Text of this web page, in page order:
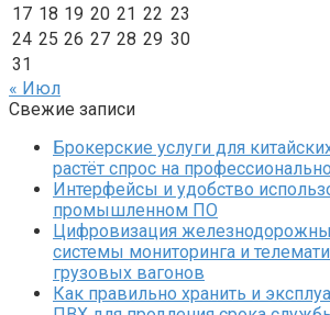
17 18 19 20 21 22 23
24 25 26 27 28 29 30
31
« Июл
Свежие записи
Брокерские услуги для
растёт спрос на
Интерфейсы и удобство
промышленном ПО
Цифровизация
системы мониторинга и
грузовых вагонов
Как правильно хранить и